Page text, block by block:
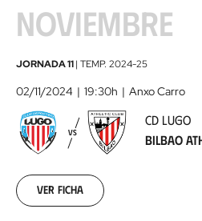
NOVIEMBRE
CD
Lugo
Bilbao
Athletic 2024-
02
JORNADA 11| TEMP. 2024-25
02/11/2024 19:30h Anxo Carro
VS
CD LUGO
BILBAO
Ver ficha